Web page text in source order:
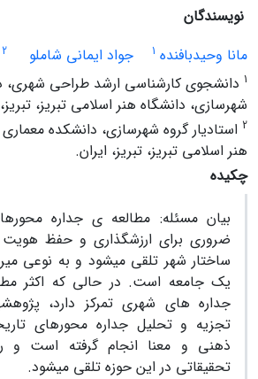
نویسندگان
مانا وحیدبافنده 1 جواد ایمانی شاملو
2
1 دانشجوی کارشناسی ارشد طراحی شهری،
شهرسازی، دانشگاه هنر اسلامی تبریز،
2 استادیار گروه شهرسازی، دانشکده
هنر اسلامی تبریز، تبریز، ایران.
چکیده
بیان­ مسئله: مطالعه­ ی جداره
ضروری برای ارزش­گذاری و حفظ هویت
ساختار شهر تلقی میشود و به نوعی
یک جامعه است. در حالی که اکثر
جداره های شهری تمرکز دارد،
تجزیه و تحلیل جداره محورهای
ذهنی و معنا انجام گرفته است
تحقیقاتی در این حوزه تلقی میشود.